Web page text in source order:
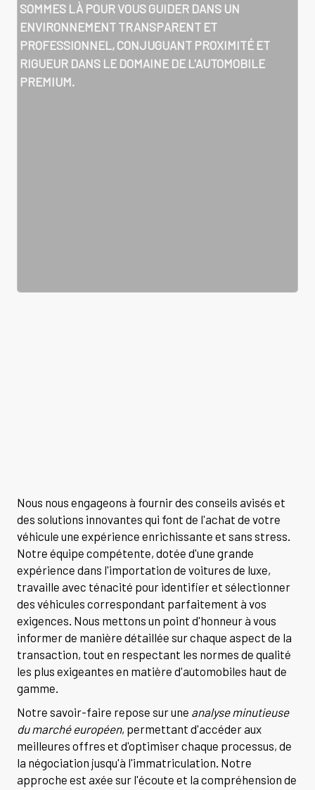
SOMMES LÀ POUR VOUS GUIDER DANS UN
ENVIRONNEMENT TRANSPARENT ET
PROFESSIONNEL, CONJUGUANT PROXIMITÉ ET
RIGUEUR DANS LE DOMAINE DE L'AUTOMOBILE
PREMIUM.
Nous nous engageons à fournir des conseils avisés et
des solutions innovantes qui font de l'achat de votre
véhicule une expérience enrichissante et sans stress.
Notre équipe compétente, dotée d'une grande
expérience dans l'importation de voitures de luxe,
travaille avec ténacité pour identifier et sélectionner
des véhicules correspondant parfaitement à vos
exigences. Nous mettons un point d'honneur à vous
informer de manière détaillée sur chaque aspect de la
transaction, tout en respectant les normes de qualité
les plus exigeantes en matière d'automobiles haut de
gamme.
Notre savoir-faire repose sur une analyse minutieuse
du marché européen, permettant d'accéder aux
meilleures offres et d'optimiser chaque processus, de
la négociation jusqu'à l'immatriculation. Notre
approche est axée sur l'écoute et la compréhension de